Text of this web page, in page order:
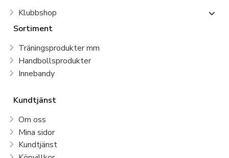
Klubbshop
Sortiment
Träningsprodukter mm
Handbollsprodukter
Innebandy
Kundtjänst
Om oss
Mina sidor
Kundtjänst